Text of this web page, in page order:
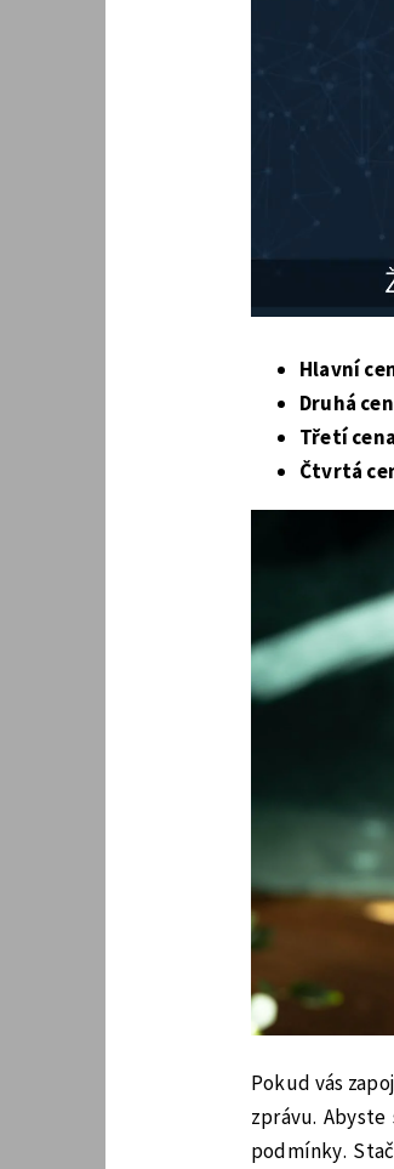
Hlavní
Druhá
Třetí cena
Čtvrtá
Pokud vás
zprávu.
podmínky.